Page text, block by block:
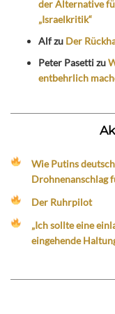
der Alternative
„Israelkritik“
Alfzu Der
Peter Pasettizu
entbehrlich
Wie Putins
Drohnenanschlag
Der Ruhrpilot
„Ich sollte eine
eingehende